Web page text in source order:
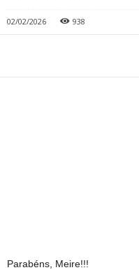
02/02/2026 938
Parabéns, Meire!!!